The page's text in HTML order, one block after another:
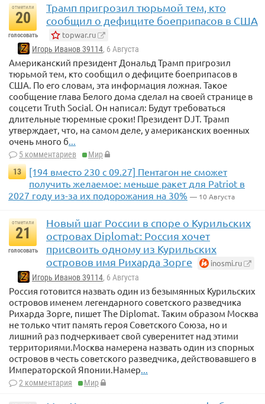
отметили
20
голосовать
Трамп пригрозил тюрьмой тем, кто
сообщил о дефиците боеприпасов в США
topwar.ru
Игорь Иванов 39114, 6 Августа
Американский президент Дональд Трамп пригрозил
тюрьмой тем, кто сообщил о дефиците боеприпасов в
США. По его словам, эта информация ложная. Такое
сообщение глава Белого дома сделал на своей странице в
соцсети Truth Social. Он написал: Будут требоваться
длительные тюремные сроки! Президент DJT. Трамп
утверждает, что, на самом деле, у американских военных
очень много б...
5 комментариев
Мир
13
[194 вместо 230 с 09.27] Пентагон не сможет
получить желаемое: меньше ракет для Patriot в
2027 году из-за их подорожания на 30% — 10 Августа
отметили
21
голосовать
Новый шаг России в споре о Курильских
островах Diplomat: Россия хочет
присвоить одному из Курильских
островов имя Рихарда Зорге
inosmi.ru
Игорь Иванов 39114, 6 Августа
Россия готовится назвать один из безымянных Курильских
островов именем легендарного советского разведчика
Рихарда Зорге, пишет The Diplomat. Таким образом Москва
не только чтит память героя Советского Союза, но и
лишний раз подчеркивает свой суверенитет над этими
территориями.Москва намерена назвать один из спорных
островов в честь советского разведчика, действовавшего в
Императорской Японии.Намер...
2 комментария Мир